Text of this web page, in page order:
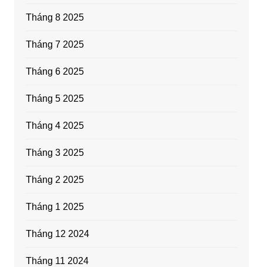
Tháng 8 2025
Tháng 7 2025
Tháng 6 2025
Tháng 5 2025
Tháng 4 2025
Tháng 3 2025
Tháng 2 2025
Tháng 1 2025
Tháng 12 2024
Tháng 11 2024